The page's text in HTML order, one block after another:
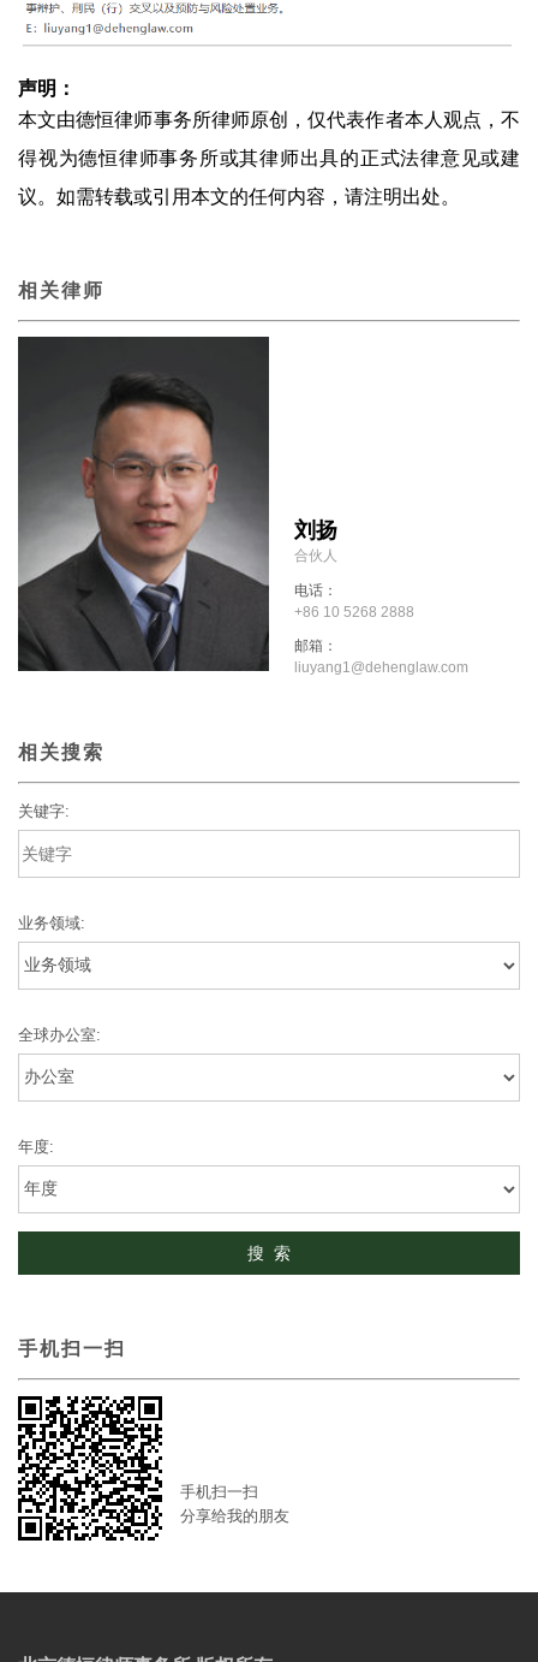
声明：
本文由德恒律师事务所律师原创，仅代表作者本人观点，不
得视为德恒律师事务所或其律师出具的正式法律意见或建
议。如需转载或引用本文的任何内容，请注明出处。
相关律师
刘扬
合伙人
电话：
+86 10 5268 2888
邮箱：
liuyang1@dehenglaw.com
相关搜索
关键字:
业务领域:
全球办公室:
年度:
手机扫一扫
手机扫一扫
分享给我的朋友